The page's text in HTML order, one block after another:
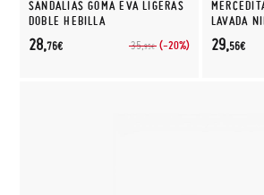
SANDALIAS GOMA EVA LIGERAS
DOBLE HEBILLA
35,95€ (-20%)
28,76€
LAVADA
29,56€